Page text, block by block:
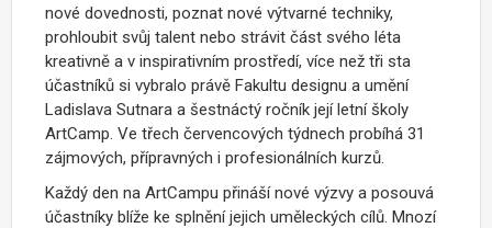
nové dovednosti, poznat nové výtvarné techniky,
prohloubit svůj talent nebo strávit část svého léta
kreativně a v inspirativním prostředí, více než tři sta
účastníků si vybralo právě Fakultu designu a umění
Ladislava Sutnara a šestnáctý ročník její letní školy
ArtCamp. Ve třech červencových týdnech probíhá 31
zájmových, přípravných i profesionálních kurzů.
Každý den na ArtCampu přináší nové výzvy a posouvá
účastníky blíže ke splnění jejich uměleckých cílů. Mnozí